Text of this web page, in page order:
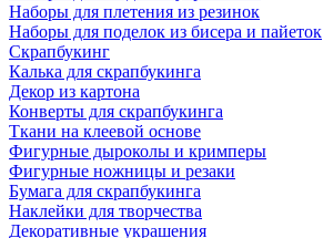
Наборы для плетения из резинок
Наборы для поделок из бисера и пайеток
Скрапбукинг
Калька для скрапбукинга
Декор из картона
Конверты для скрапбукинга
Ткани на клеевой основе
Фигурные дыроколы и кримперы
Фигурные ножницы и резаки
Бумага для скрапбукинга
Наклейки для творчества
Декоративные украшения